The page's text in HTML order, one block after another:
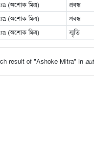
(অশোক মিত্র) প্রবন্ধ
(অশোক মিত্র) প্রবন্ধ
(অশোক মিত্র) স্মৃতি
result of "Ashoke Mitra" in